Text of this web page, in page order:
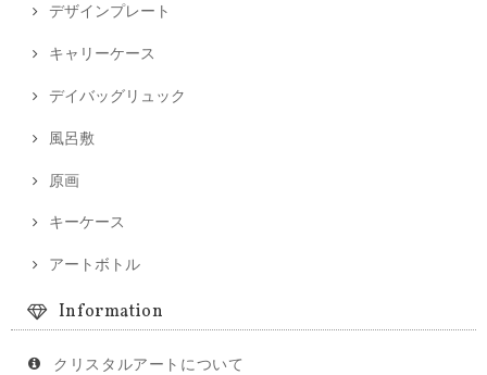
デザインプレート
キャリーケース
デイバッグリュック
風呂敷
原画
キーケース
アートボトル
Information
クリスタルアートについて